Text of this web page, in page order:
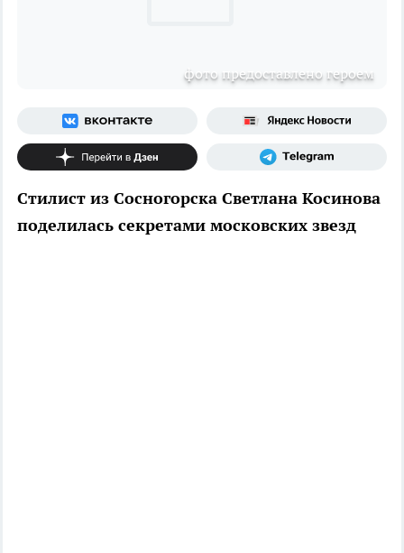
фото предоставлено героем
Стилист из Сосногорска Светлана Косинова
поделилась секретами московских звезд